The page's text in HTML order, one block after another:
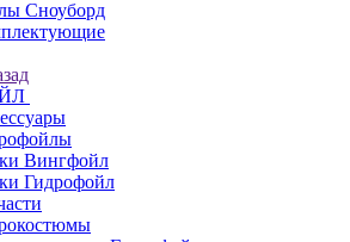
Сноуборд
Вингфойл
Гидрофойл